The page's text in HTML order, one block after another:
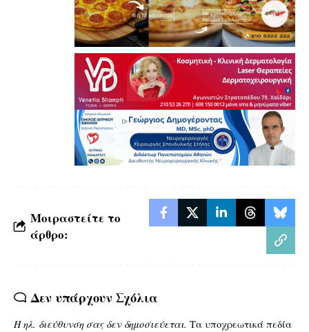
Μοιραστείτε το
άρθρο:
Δεν υπάρχουν Σχόλια
Η ηλ. διεύθυνση σας δεν δημοσιεύεται. Τα υποχρεωτικά πεδία